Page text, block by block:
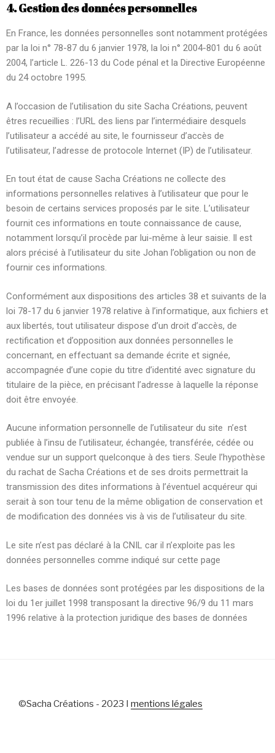
4. Gestion des données personnelles
En France, les données personnelles sont notamment protégées
par la loi n° 78-87 du 6 janvier 1978, la loi n° 2004-801 du 6 août
2004, l’article L. 226-13 du Code pénal et la Directive Européenne
du 24 octobre 1995.
A l’occasion de l’utilisation du site Sacha Créations, peuvent
êtres recueillies : l’URL des liens par l’intermédiaire desquels
l’utilisateur a accédé au site, le fournisseur d’accès de
l’utilisateur, l’adresse de protocole Internet (IP) de l’utilisateur.
En tout état de cause Sacha Créations ne collecte des
informations personnelles relatives à l’utilisateur que pour le
besoin de certains services proposés par le site. L’utilisateur
fournit ces informations en toute connaissance de cause,
notamment lorsqu’il procède par lui-même à leur saisie. Il est
alors précisé à l’utilisateur du site Johan l’obligation ou non de
fournir ces informations.
Conformément aux dispositions des articles 38 et suivants de la
loi 78-17 du 6 janvier 1978 relative à l’informatique, aux fichiers et
aux libertés, tout utilisateur dispose d’un droit d’accès, de
rectification et d’opposition aux données personnelles le
concernant, en effectuant sa demande écrite et signée,
accompagnée d’une copie du titre d’identité avec signature du
titulaire de la pièce, en précisant l’adresse à laquelle la réponse
doit être envoyée.
Aucune information personnelle de l’utilisateur du site n’est
publiée à l’insu de l’utilisateur, échangée, transférée, cédée ou
vendue sur un support quelconque à des tiers. Seule l’hypothèse
du rachat de Sacha Créations et de ses droits permettrait la
transmission des dites informations à l’éventuel acquéreur qui
serait à son tour tenu de la même obligation de conservation et
de modification des données vis à vis de l’utilisateur du site.
Le site n’est pas déclaré à la CNIL car il n’exploite pas les
données personnelles comme indiqué sur cette page
Les bases de données sont protégées par les dispositions de la
loi du 1er juillet 1998 transposant la directive 96/9 du 11 mars
1996 relative à la protection juridique des bases de données
©Sacha Créations - 2023 I mentions légales